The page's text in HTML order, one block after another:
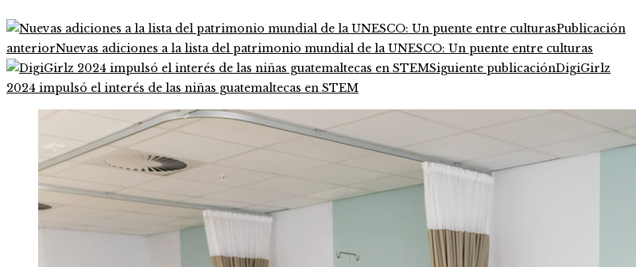
Publicación
anteriorNuevas adiciones a la lista del patrimonio mundial de la UNESCO: Un puente entre culturas
Siguiente publicaciónDigiGirlz
2024 impulsó el interés de las niñas guatemaltecas en STEM